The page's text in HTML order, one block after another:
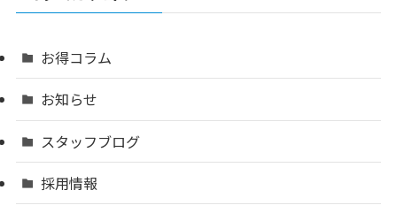
お得コラム
お知らせ
スタッフブログ
採用情報